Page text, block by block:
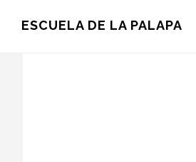
ESCUELA DE LA PALAPA